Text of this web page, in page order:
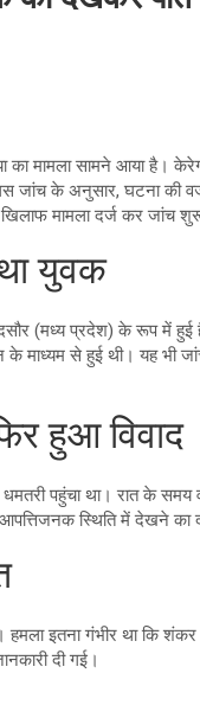
मामला सामने आया है।
जांच के अनुसार, घटना की
मामला दर्ज कर जांच
युवक
(मध्य प्रदेश) के रूप में
के माध्यम से हुई थी। यह भी
हुआ विवाद
पहुंचा था। रात के समय
स्थिति में देखने का
इतना गंभीर था कि
दी गई।